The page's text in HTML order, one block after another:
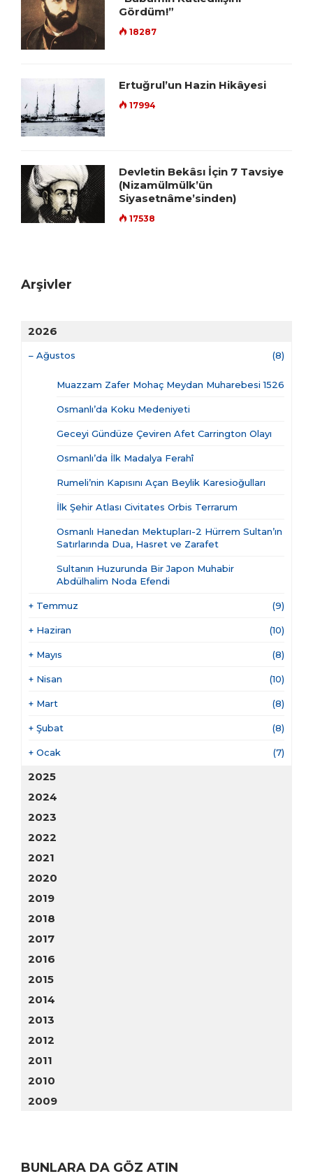
Gördüm!”
18287
Ertuğrul’un Hazin Hikâyesi
17994
Devletin Bekâsı İçin 7 Tavsiye
(Nizamülmülk’ün
Siyasetnâme’sinden)
17538
Arşivler
2026
– Ağustos (8)
Muazzam Zafer Mohaç Meydan Muharebesi 1526
Osmanlı’da Koku Medeniyeti
Geceyi Gündüze Çeviren Afet Carrington Olayı
Osmanlı’da İlk Madalya Ferahî
Rumeli’nin Kapısını Açan Beylik Karesioğulları
İlk Şehir Atlası Civitates Orbis Terrarum
Osmanlı Hanedan Mektupları-2 Hürrem Sultan’ın
Satırlarında Dua, Hasret ve Zarafet
Sultanın Huzurunda Bir Japon Muhabir
Abdülhalim Noda Efendi
+ Temmuz (9)
+ Haziran (10)
+ Mayıs (8)
+ Nisan (10)
+ Mart (8)
+ Şubat (8)
+ Ocak (7)
2025
2024
2023
2022
2021
2020
2019
2018
2017
2016
2015
2014
2013
2012
2011
2010
2009
BUNLARA DA GÖZ ATIN